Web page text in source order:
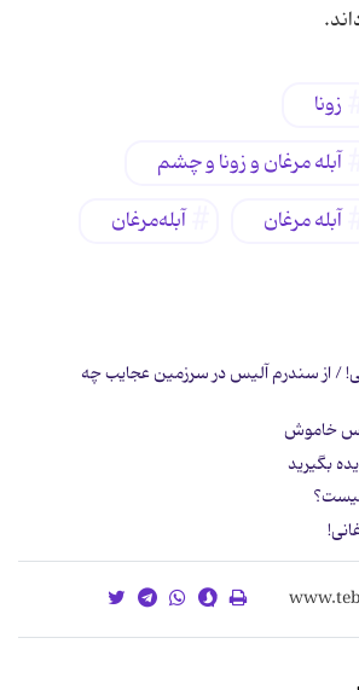
زونا
آبله مرغان و زونا و چشم
آبله مرغان
آبله‌مرغان
/ از سندرم آلیس در سرزمین عجایب چه
خاموش
بگیرید